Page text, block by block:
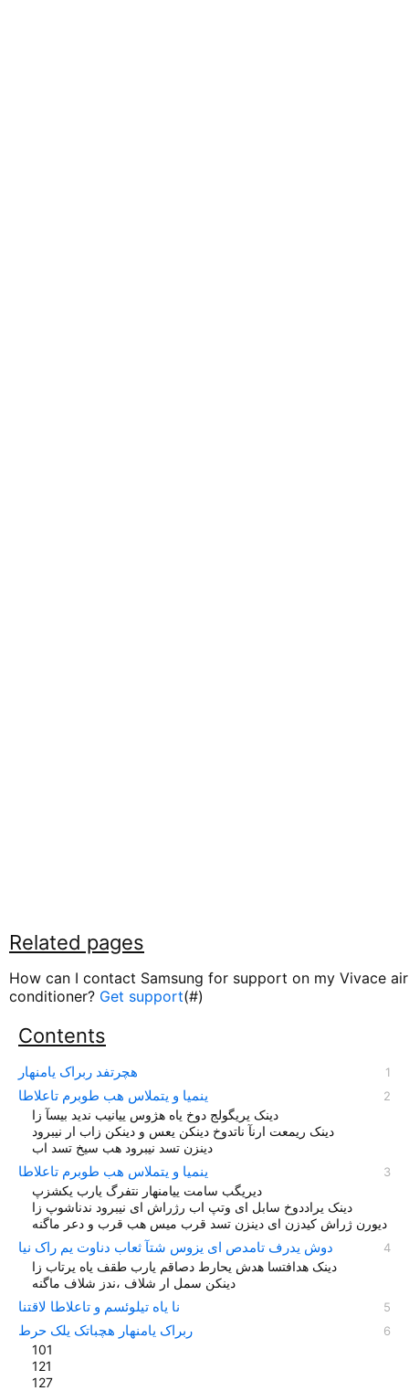
Related pages
How can I contact Samsung for support on my Vivace air
conditioner? Get support(#)
Contents
هچرتفد ربراک یامنهار
ینمیا و یتملاس هب طوبرم تاعلاطا
دینک یریگولج دوخ یاه هژوس ییانیب ندید بیسآ زا
دینک ریمعت ارنآ ناتدوخ دینکن یعس و دینکن زاب ار نیبرود
دینزن تسد نیبرود هب سیخ تسد اب
ديريگب سامت یيامنهار نتفرگ یارب یکشزپ
دینک یراددوخ سابل ای وتپ اب رژراش ای نیبرود ندناشوپ زا
دیورن ژراش کیدزن ای دینزن تسد قرب میس هب قرب و دعر ماگنه
دوش یدرف تامدص ای یزوس شتآ ثعاب دناوت یم راک نیا
دینک هدافتسا هدش یحارط دصاقم یارب طقف یاه یرتاب زا
دینکن سمل ار شلاف ،ندز شلاف ماگنه
نا یاه تيلوئسم و تاعلاطا لاقتنا
ربراک یامنهار هچباتک یلک حرط
101
121
127